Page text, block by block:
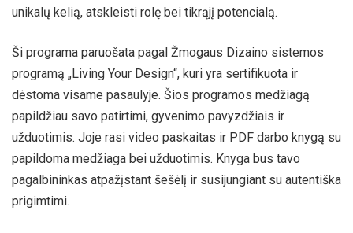
unikalų kelią, atskleisti rolę bei tikrąjį potencialą.
Ši programa paruošata pagal Žmogaus Dizaino sistemos
programą „Living Your Design“, kuri yra sertifikuota ir
dėstoma visame pasaulyje. Šios programos medžiagą
papildžiau savo patirtimi, gyvenimo pavyzdžiais ir
užduotimis. Joje rasi video paskaitas ir PDF darbo knygą su
papildoma medžiaga bei užduotimis. Knyga bus tavo
pagalbininkas atpažįstant šešėlį ir susijungiant su autentiška
prigimtimi.